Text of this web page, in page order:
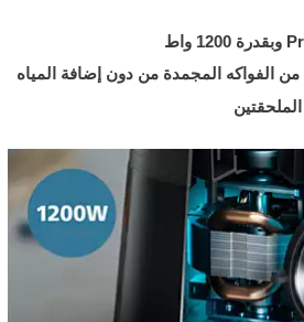
الفواكه المجمدة من دون إضافة المياه